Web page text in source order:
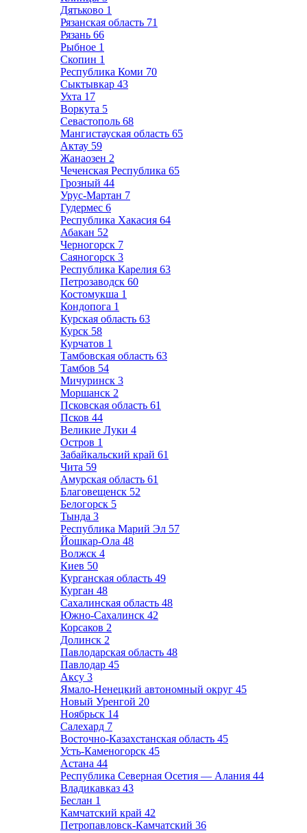
Дятьково 1
Рязанская область 71
Рязань 66
Рыбное 1
Скопин 1
Республика Коми 70
Сыктывкар 43
Ухта 17
Воркута 5
Севастополь 68
Мангистауская область 65
Актау 59
Жанаозен 2
Чеченская Республика 65
Грозный 44
Урус-Мартан 7
Гудермес 6
Республика Хакасия 64
Абакан 52
Черногорск 7
Саяногорск 3
Республика Карелия 63
Петрозаводск 60
Костомукша 1
Кондопога 1
Курская область 63
Курск 58
Курчатов 1
Тамбовская область 63
Тамбов 54
Мичуринск 3
Моршанск 2
Псковская область 61
Псков 44
Великие Луки 4
Остров 1
Забайкальский край 61
Чита 59
Амурская область 61
Благовещенск 52
Белогорск 5
Тында 3
Республика Марий Эл 57
Йошкар-Ола 48
Волжск 4
Киев 50
Курганская область 49
Курган 48
Сахалинская область 48
Южно-Сахалинск 42
Корсаков 2
Долинск 2
Павлодарская область 48
Павлодар 45
Аксу 3
Ямало-Ненецкий автономный округ 45
Новый Уренгой 20
Ноябрьск 14
Салехард 7
Восточно-Казахстанская область 45
Усть-Каменогорск 45
Астана 44
Республика Северная Осетия — Алания 44
Владикавказ 43
Беслан 1
Камчатский край 42
Петропавловск-Камчатский 36